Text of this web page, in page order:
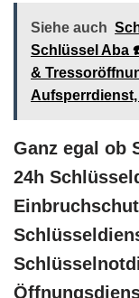
Siehe auch
Schlüssel Aba
&
Ganz egal ob
24h